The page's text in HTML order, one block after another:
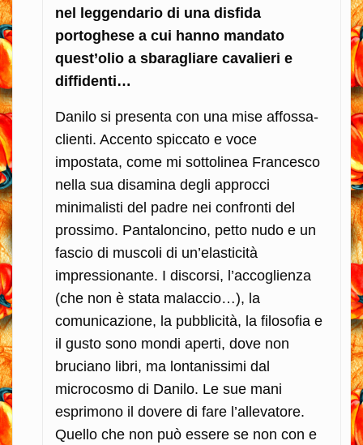
nel leggendario di una disfida
portoghese a cui hanno mandato
quest’olio a sbaragliare cavalieri e
diffidenti…
Danilo si presenta con una mise affossa-
clienti. Accento spiccato e voce
impostata, come mi sottolinea Francesco
nella sua disamina degli approcci
minimalisti del padre nei confronti del
prossimo. Pantaloncino, petto nudo e un
fascio di muscoli di un’elasticità
impressionante. I discorsi, l’accoglienza
(che non è stata malaccio…), la
comunicazione, la pubblicità, la filosofia e
il gusto sono mondi aperti, dove non
bruciano libri, ma lontanissimi dal
microcosmo di Danilo. Le sue mani
esprimono il dovere di fare l’allevatore.
Quello che non può essere se non con e